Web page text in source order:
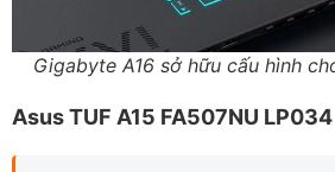
Gigabyte A16 sở hữu cấu hình
Asus TUF A15 FA507NU LP034